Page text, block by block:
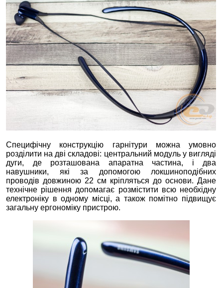
Специфічну конструкцію гарнітури можна умовно
розділити на дві складові: центральний модуль у вигляді
дуги, де розташована апаратна частина, і два
навушники, які за допомогою локшиноподібних
проводів довжиною 22 см кріпляться до основи. Дане
технічне рішення допомагає розмістити всю необхідну
електроніку в одному місці, а також помітно підвищує
загальну ергономіку пристрою.